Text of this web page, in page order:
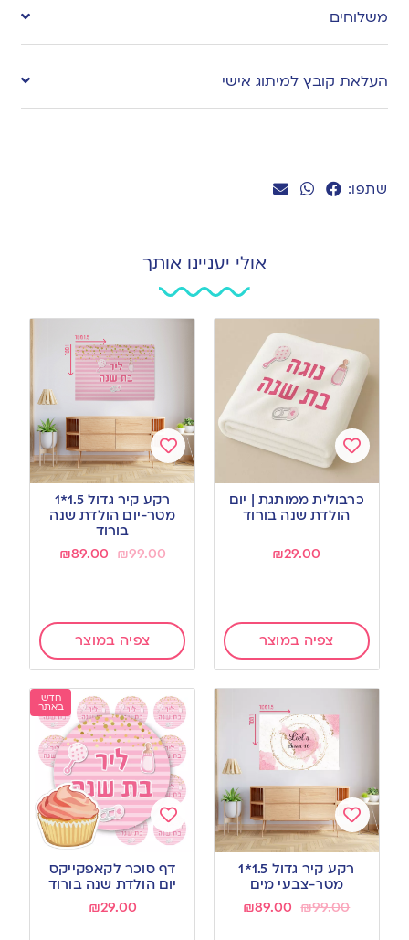
שתפו:
wishlist
משלוחים
העלאת קובץ למיתוג אישי
אולי יעניינו אותך
Add
to
wishlist
כרבולית ממותגת | יום
הולדת שנה בורוד
₪29.00
צפיה במוצר
Add
to
wishlist
רקע קיר גדול 1.5*1
מטר-יום הולדת שנה
בורוד
₪99.00
₪89.00
צפיה במוצר
Add
to
wishlist
רקע קיר גדול 1.5*1
מטר-צבעי מים
₪99.00
₪89.00
חדש
באתר
Add
to
wishlist
דף סוכר לקאפקייקס
יום הולדת שנה בורוד
₪29.00